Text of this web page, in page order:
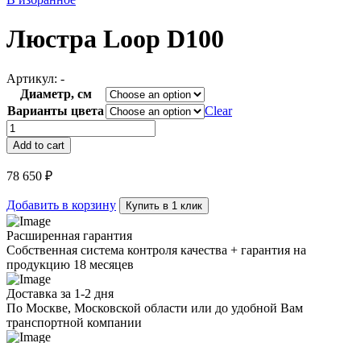
Люстра Loop D100
Артикул: -
Диаметр, см
Варианты цвета
Clear
Люстра
Loop
D100
quantity
Add to cart
78 650 ₽
Добавить в корзину Купить в 1 клик
Расширенная гарантия
Собственная система контроля качества + гарантия на
продукцию 18 месяцев
Доставка за 1-2 дня
По Москве, Московской области или до удобной Вам
транспортной компании